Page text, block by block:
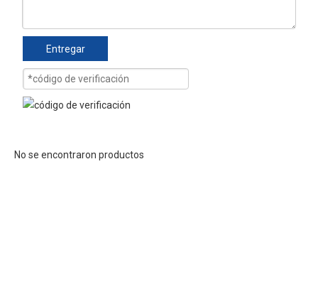
Entregar
No se encontraron productos